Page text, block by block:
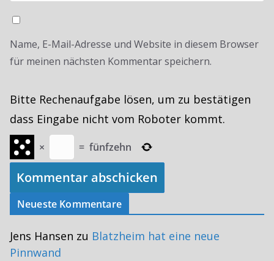
Name, E-Mail-Adresse und Website in diesem Browser
für meinen nächsten Kommentar speichern.
Bitte Rechenaufgabe lösen, um zu bestätigen
dass Eingabe nicht vom Roboter kommt.
× = fünfzehn
Neueste Kommentare
Jens Hansen zu Blatzheim hat eine neue
Pinnwand